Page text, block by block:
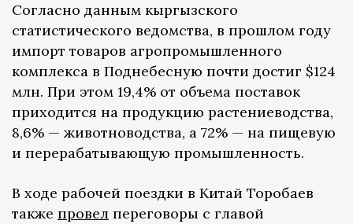
Согласно данным кыргызского
статистического ведомства, в прошлом году
импорт товаров агропромышленного
комплекса в Поднебесную почти достиг $124
млн. При этом 19,4% от объема поставок
приходится на продукцию растениеводства,
8,6% — животноводства, а 72% — на пищевую
и перерабатывающую промышленность.
В ходе рабочей поездки в Китай Торобаев
также провел переговоры с главой